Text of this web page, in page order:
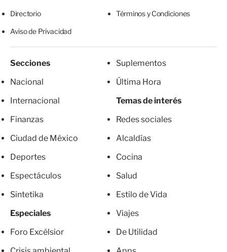
Directorio Términos y Condiciones
Aviso de Privacidad
Secciones
Nacional
Internacional
Finanzas
Ciudad de México
Deportes
Espectáculos
Sintetika
Especiales
Foro Excélsior
Suplementos
Última Hora
Temas de interés
Redes sociales
Alcaldías
Cocina
Salud
Estilo de Vida
Viajes
De Utilidad